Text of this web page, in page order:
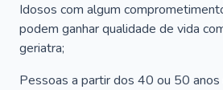
Idosos com algum
podem ganhar qualidade de vida
geriatra;
Pessoas a partir dos 40 ou 50